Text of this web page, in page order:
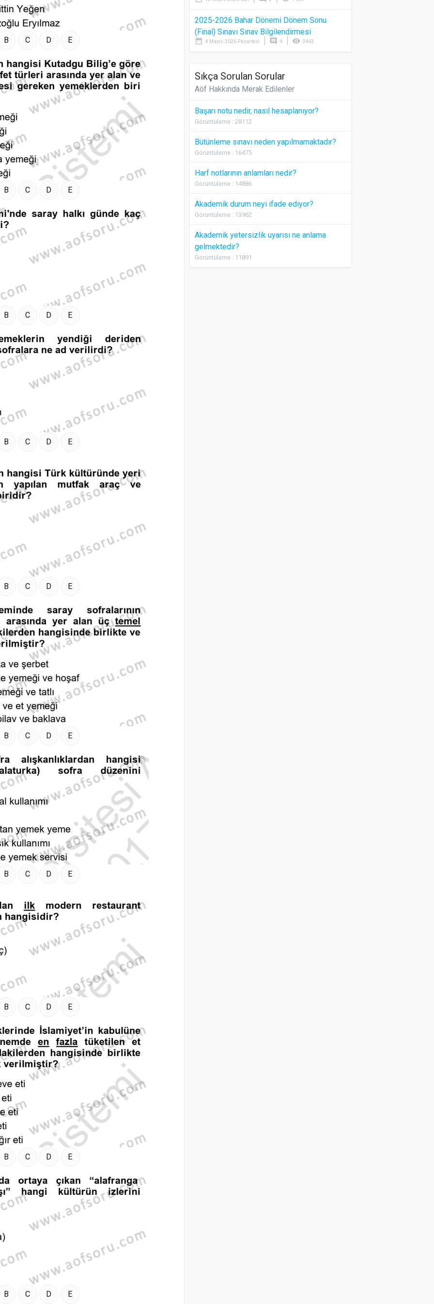
B C D E
B C D E
B C D E
B C D E
B C D E
B C D E
B C D E
B C D E
B C D E
B C D E
2025-2026 Bahar Dönemi Dönem Sonu
(Final) Sınavı Sınav Bilgilendirmesi
date_range 4 Mayıs 2026 Pazartesi comment 4 visibility 3443
Sıkça Sorulan Sorular
Aöf Hakkında Merak Edilenler
Başarı notu nedir, nasıl hesaplanıyor?
Görüntüleme : 28112
Bütünleme sınavı neden yapılmamaktadır?
Görüntüleme : 16475
Harf notlarının anlamları nedir?
Görüntüleme : 14886
Akademik durum neyi ifade ediyor?
Görüntüleme : 13962
Akademik yetersizlik uyarısı ne anlama
gelmektedir?
Görüntüleme : 11891